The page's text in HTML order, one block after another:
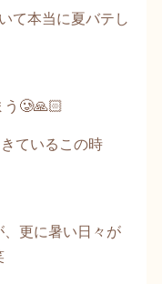
て本当に夏バテし
う🥲🙏🏻
ているこの時
更に暑い日々が